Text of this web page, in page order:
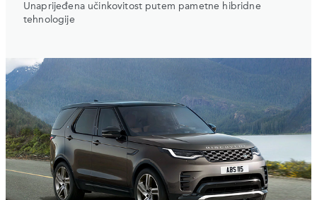
Unaprijeđena učinkovitost putem pametne hibridne
tehnologije